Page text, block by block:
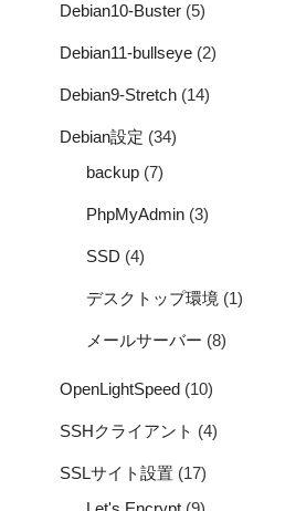
Debian10-Buster (5)
Debian11-bullseye (2)
Debian9-Stretch (14)
Debian設定 (34)
backup (7)
PhpMyAdmin (3)
SSD (4)
デスクトップ環境 (1)
メールサーバー (8)
OpenLightSpeed (10)
SSHクライアント (4)
SSLサイト設置 (17)